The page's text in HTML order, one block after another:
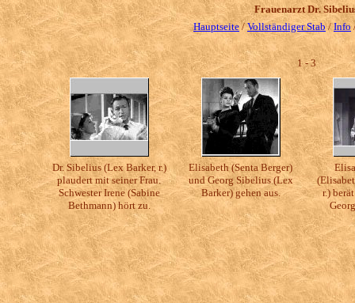
Frauenarzt Dr.
Hauptseite/Vollständiger Stab/ Info
1 - 3
Dr. Sibelius (Lex Barker, r.)
plaudert mit seiner Frau.
Schwester Irene (Sabine
Bethmann) hört zu.
Elisabeth (Senta Berger)
und Georg Sibelius (Lex
Barker) gehen aus.
r.)